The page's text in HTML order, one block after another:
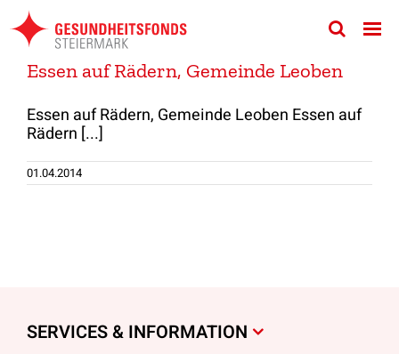
Zum
Inhalt
springen
Essen auf Rädern, Gemeinde Leoben
Essen auf Rädern, Gemeinde Leoben Essen auf
Rädern [...]
01.04.2014
SERVICES & INFORMATION